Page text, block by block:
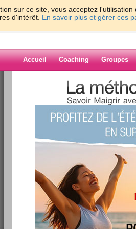
sur ce site, vous acceptez
d'intérêt. En savoir plus et gérer ces
Accueil Coaching Groupes
> > Défi #12
Blog de
Défi #12 -
publié le 26/07/2015 à 16:03